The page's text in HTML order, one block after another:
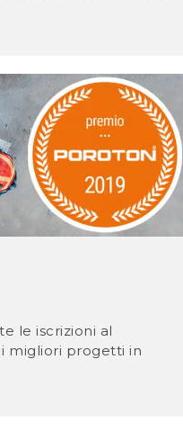
le iscrizioni al
migliori progetti in